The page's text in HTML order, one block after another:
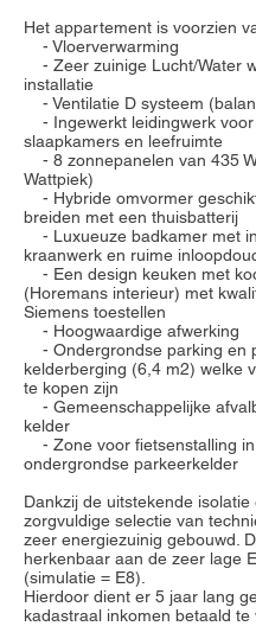
Het appartement is voorzien
- Vloerverwarming
- Zeer zuinige Lucht/Water
installatie
- Ventilatie D systeem
- Ingewerkt leidingwerk voor
slaapkamers en leefruimte
- 8 zonnepanelen van 435
Wattpiek)
- Hybride omvormer
breiden met een thuisbatterij
- Luxueuze badkamer met
kraanwerk en ruime
- Een design keuken met
(Horemans interieur) met
Siemens toestellen
- Hoogwaardige afwerking
- Ondergrondse parking en
kelderberging (6,4 m2) welke
te kopen zijn
- Gemeenschappelijke
kelder
- Zone voor fietsenstalling
ondergrondse parkeerkelder
Dankzij de uitstekende isolatie
zorgvuldige selectie van
zeer energiezuinig gebouwd.
herkenbaar aan de zeer lage
(simulatie = E8).
Hierdoor dient er 5 jaar lang
kadastraal inkomen betaald te